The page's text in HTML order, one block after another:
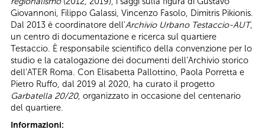
Giovannoni, Filippo Galassi, Vincenzo Fasolo, Dimitris Pikionis.
Dal 2013 è coordinatore dell’Archivio Urbano Testaccio-AUT,
un centro di documentazione e ricerca sul quartiere
Testaccio. È responsabile scientifico della convenzione per lo
studio e la catalogazione dei documenti dell’Archivio storico
dell’ATER Roma. Con Elisabetta Pallottino, Paola Porretta e
Pietro Ruffo, dal 2019 al 2020, ha curato il progetto
Garbatella 20/20, organizzato in occasione del centenario
del quartiere.
Informazioni: